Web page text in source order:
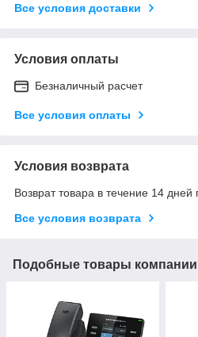
Все условия доставки
Условия оплаты
Безналичный расчет
Все условия оплаты
Условия возврата
Возврат товара в течение 14 дней
Все условия возврата
Подобные товары компании